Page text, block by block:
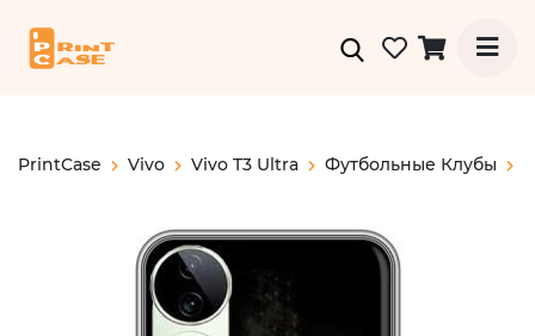
PrintCase Vivo Vivo T3 Ultra Футбольные Клубы